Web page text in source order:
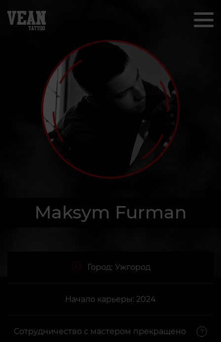
Maksym Furman
Город: Ужгород
Начало карьеры: 2024
Сотрудничество с мастером прекращено